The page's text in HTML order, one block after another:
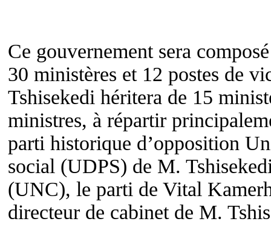
Ce gouvernement sera
30 ministères et 12 postes de
Tshisekedi héritera de 15
ministres, à répartir
parti historique d’opposition
social (UDPS) de M.
(UNC), le parti de Vital
directeur de cabinet de M.